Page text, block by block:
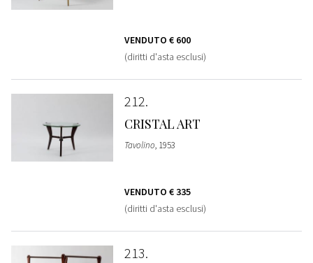
VENDUTO € 600
(diritti d'asta esclusi)
212
CRISTAL ART
Tavolino, 1953
VENDUTO € 335
(diritti d'asta esclusi)
213